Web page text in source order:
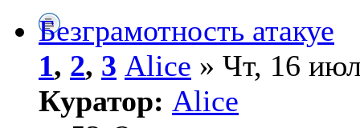
Безграмотность атакуе
1, 2, 3 Alice » Чт, 16
Куратор: Alice